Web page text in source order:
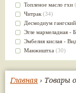
Главная › Товары
Kudos
Swadeshi(1)
The Sidhpur Sat-
Vedika Herbals
Премиум Групп
(1)
Страна
Сахачаради(5)
Шанкапушпи
Dabur Red(4)
Vyoshadi Vatakam (4)
Арагвадха(4)
Гандхарвахастади
Капикачху (Мукуна)
Топленое масло гхи
Читрак (34)
Десмодиум гангский
Эгле мармеладная -
Эмбелия кислая -
Манжиштха (30)
Сандал белый(30)
Брихати(29)
Яштимадху (28)